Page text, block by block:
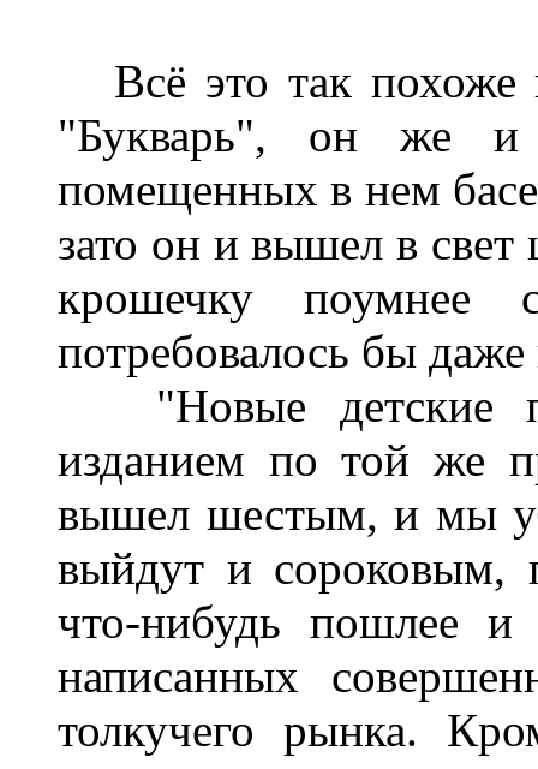
Всё это так похоже
"Букварь", он же и
помещенных в нем
зато он и вышел в
крошечку поумнее
потребовалось бы даже
"Новые детские
изданием по той же
вышел шестым, и мы
выйдут и сороковым,
что-нибудь пошлее и
написанных
толкучего рынка.